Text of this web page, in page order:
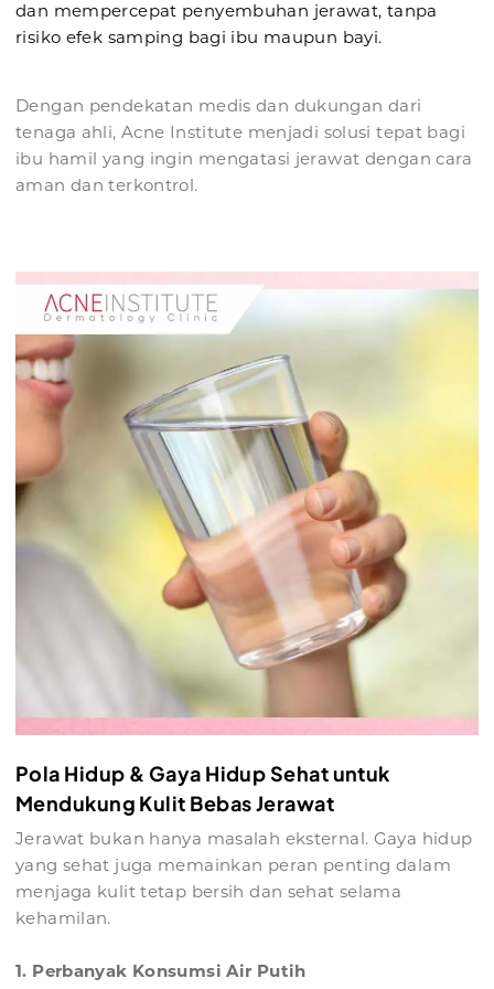
dan mempercepat penyembuhan jerawat, tanpa
risiko efek samping bagi ibu maupun bayi.
Dengan pendekatan medis dan dukungan dari
tenaga ahli, Acne Institute menjadi solusi tepat bagi
ibu hamil yang ingin mengatasi jerawat dengan cara
aman dan terkontrol.
Pola Hidup & Gaya Hidup Sehat untuk
Mendukung Kulit Bebas Jerawat
Jerawat bukan hanya masalah eksternal. Gaya hidup
yang sehat juga memainkan peran penting dalam
menjaga kulit tetap bersih dan sehat selama
kehamilan.
1. Perbanyak Konsumsi Air Putih